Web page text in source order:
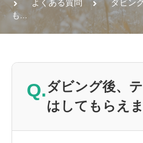
よくある質問
ダビン
も...
Q.ダビング後、
はしてもらえ